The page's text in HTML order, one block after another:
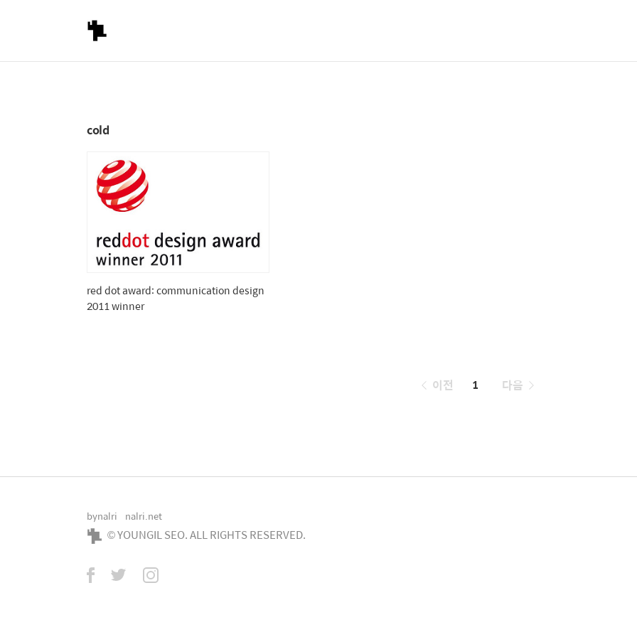
cold
red dot award: communication design
2011 winner
페
이전 1 다음
bynalri nalri.net
© YOUNGIL SEO. ALL RIGHTS RESERVED.